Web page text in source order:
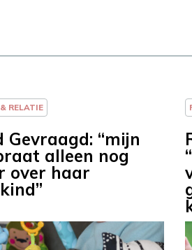
RELATIE
Gevraagd: “mijn
alleen nog
over haar